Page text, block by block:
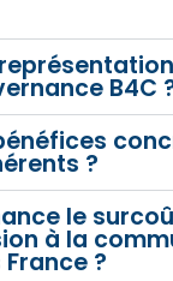
B4C
?
le
à la
?